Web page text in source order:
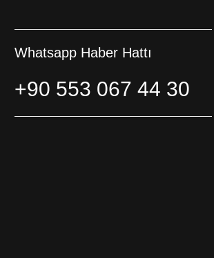
Whatsapp Haber Hattı
+90 553 067 44 30